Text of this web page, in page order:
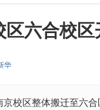
六合校区
华
京校区整体搬迁至六